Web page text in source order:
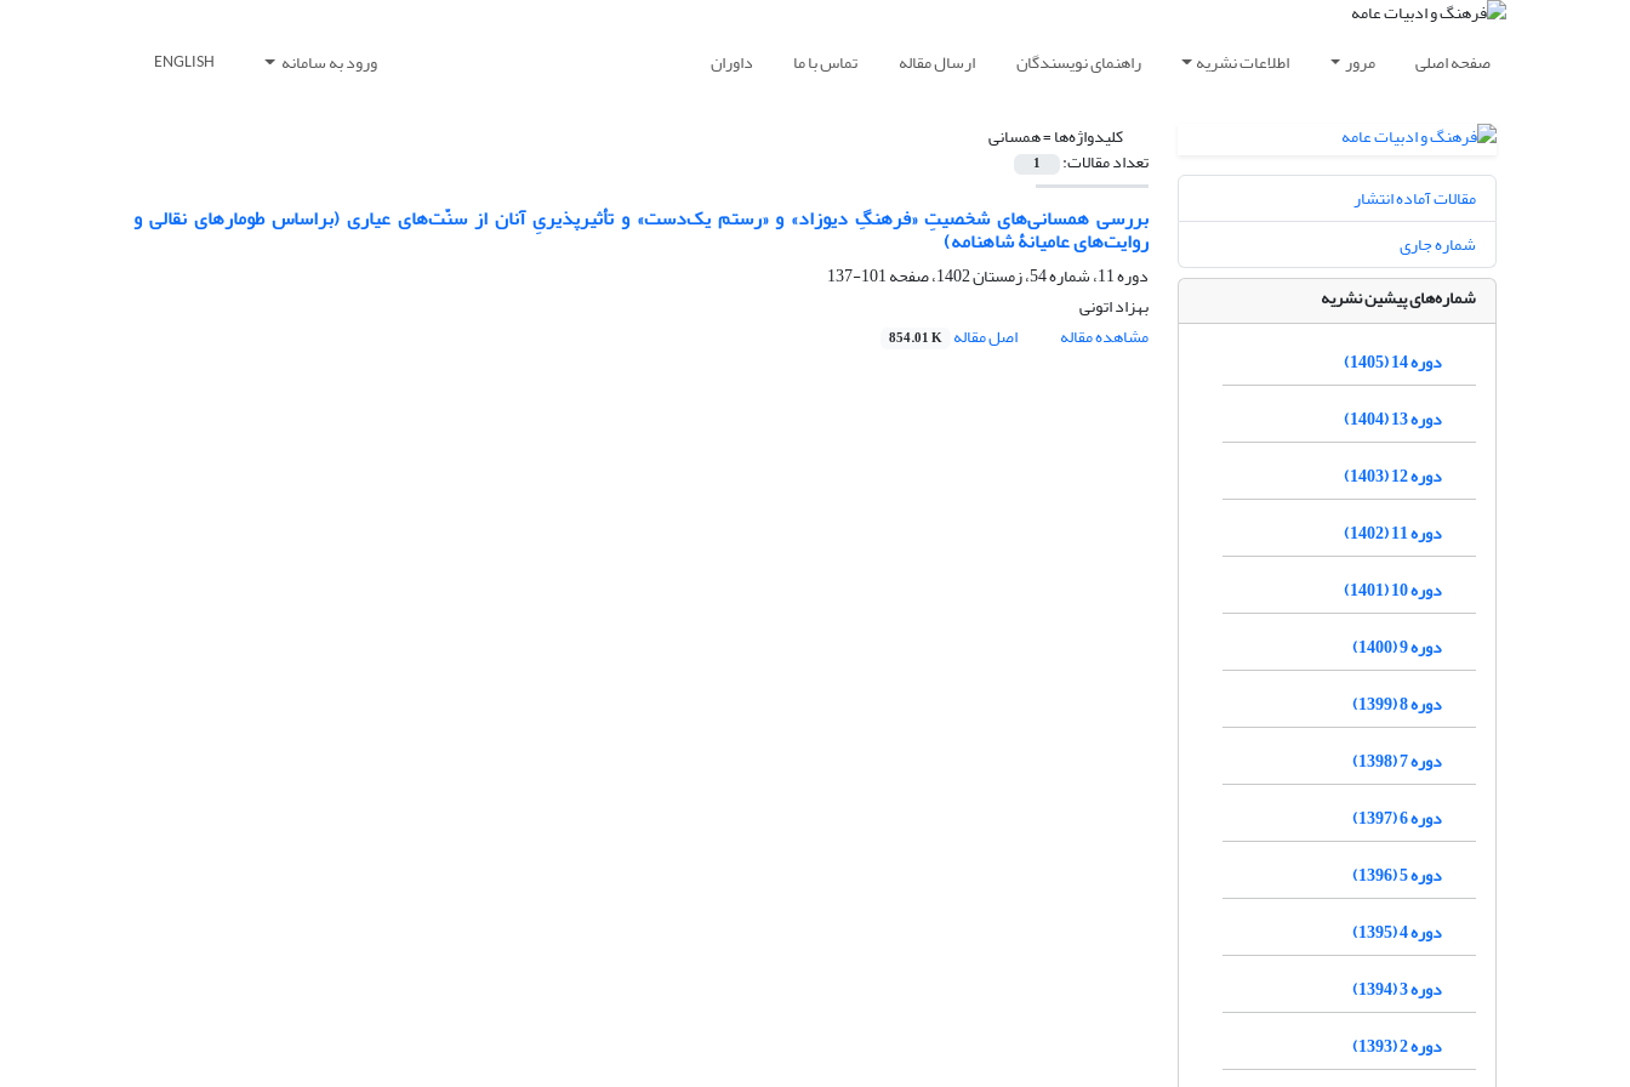
صفحه اصلی مرور اطلاعات نشریه راهنمای نویسندگان ارسال مقاله تماس با ما داوران ورود به سامانه ENGLISH
کلیدواژه‌ها =همسانی
تعداد مقالات: 1
بررسی همسانی‌های شخصیتِ «فرهنگِ دیوزاد» و «رستم یک‌دست» و تأثیرپذیریِ آنان از سنّت‌های عیاری (براساس طومارهای نقالی و
روایت‌های عامیانۀ شاهنامه)
دوره 11، شماره 54، زمستان 1402، صفحه
101-137
بهزاد اتونی
مشاهده مقاله
اصل مقاله 854.01 K
مقالات آماده انتشار
شماره جاری
شماره‌های پیشین نشریه
دوره 14 (1405)
دوره 13 (1404)
دوره 12 (1403)
دوره 11 (1402)
دوره 10 (1401)
دوره 9 (1400)
دوره 8 (1399)
دوره 7 (1398)
دوره 6 (1397)
دوره 5 (1396)
دوره 4 (1395)
دوره 3 (1394)
دوره 2 (1393)